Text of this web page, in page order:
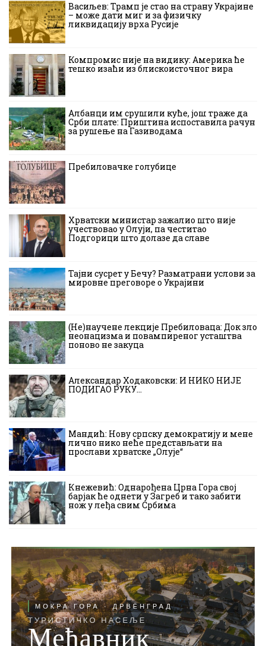
Васиљев: Трамп је стао на страну Украјине
– може дати миг и за физичку
ликвидацију врха Русије
Компромис није на видику: Америка ће
тешко изаћи из блискоисточног вира
Албанци им срушили куће, још траже да
Срби плате: Приштина испоставила рачун
за рушење на Газиводама
Пребиловачке голубице
Хрватски министар зажалио што није
учествовао у Олуји, па честитао
Подгорици што долазе да славе
Тајни сусрет у Бечу? Разматрани услови за
мировне преговоре о Украјини
(Не)научене лекције Пребиловаца: Док зло
неонацизма и повампиреног усташтва
поново не закуца
Александар Ходаковски: И НИКО НИЈЕ
ПОДИГАО РУКУ…
Мандић: Нову српску демократију и мене
лично нико неће представљати на
прослави хрватске „Олује“
Кнежевић: Однарођена Црна Гора свој
барјак ће однети у Загреб и тако забити
нож у леђа свим Србима